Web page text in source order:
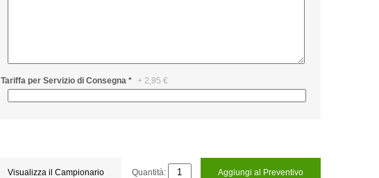
Tariffa per Servizio di Consegna* + 2,95 €
Visualizza il Campionario Quantità: Aggiungi al Preventivo